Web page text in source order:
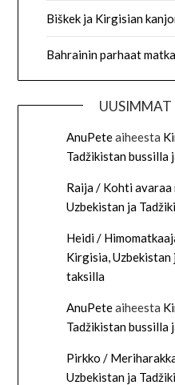
Biškek ja Kirgisian
Bahrainin parhaat
AnuPeteaiheesta
Tadžikistan bussilla
Raija / Kohti avaraa
Uzbekistan ja
Heidi /
Kirgisia, Uzbekistan
taksilla
AnuPeteaiheesta
Tadžikistan bussilla
Pirkko /
Uzbekistan ja